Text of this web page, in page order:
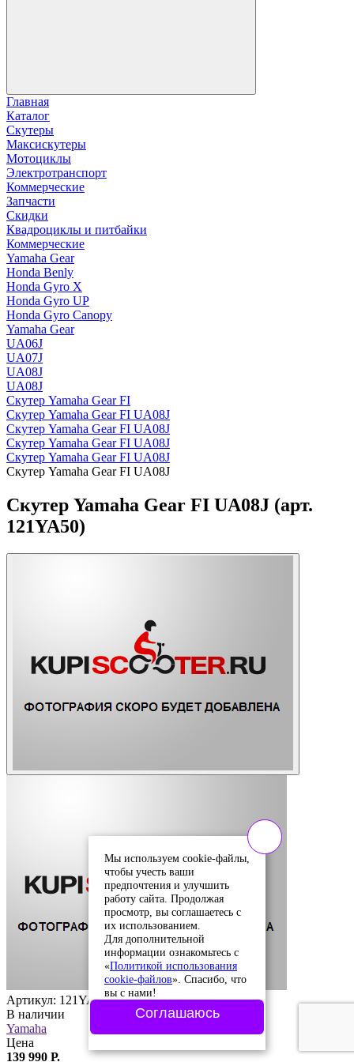
Главная
Каталог
Скутеры
Максискутеры
Мотоциклы
Электротранспорт
Коммерческие
Запчасти
Скидки
Квадроциклы и питбайки
Коммерческие
Yamaha Gear
Honda Benly
Honda Gyro X
Honda Gyro UP
Honda Gyro Canopy
Yamaha Gear
UA06J
UA07J
UA08J
UA08J
Скутер Yamaha Gear FI
Скутер Yamaha Gear FI UA08J
Скутер Yamaha Gear FI UA08J
Скутер Yamaha Gear FI UA08J
Скутер Yamaha Gear FI UA08J
Скутер Yamaha Gear FI UA08J
Скутер Yamaha Gear FI UA08J (арт.
121YA50)
Артикул: 121YA50
В наличии
Yamaha
Цена
139 990 Р.
Мы используем cookie-файлы,
чтобы учесть ваши
предпочтения и улучшить
работу сайта. Продолжая
просмотр, вы соглашаетесь с
их использованием.
Для дополнительной
информации ознакомьтесь с
«Политикой использования
cookie-файлов». Спасибо, что
вы с нами!
Соглашаюсь